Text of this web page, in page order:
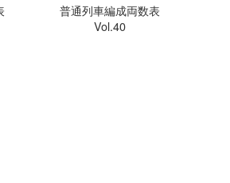
普通列車編成両数表
Vol.40